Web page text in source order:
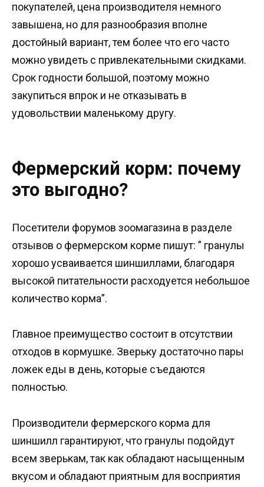
покупателей, цена производителя немного
завышена, но для разнообразия вполне
достойный вариант, тем более что его часто
можно увидеть с привлекательными скидками.
Срок годности большой, поэтому можно
закупиться впрок и не отказывать в
удовольствии маленькому другу.
Фермерский корм: почему
это выгодно?
Посетители форумов зоомагазина в разделе
отзывов о фермерском корме пишут: ” гранулы
хорошо усваивается шиншиллами, благодаря
высокой питательности расходуется небольшое
количество корма”.
Главное преимущество состоит в отсутствии
отходов в кормушке. Зверьку достаточно пары
ложек еды в день, которые съедаются
полностью.
Производители фермерского корма для
шиншилл гарантируют, что гранулы подойдут
всем зверькам, так как обладают насыщенным
вкусом и обладают приятным для восприятия